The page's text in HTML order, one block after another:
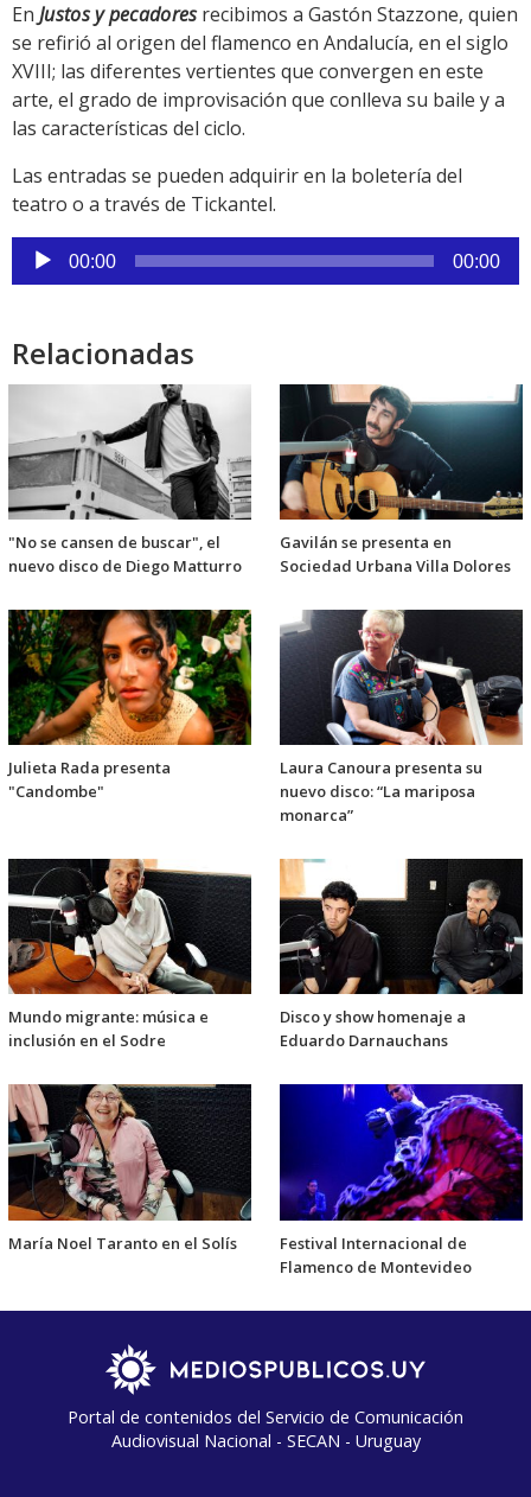
En Justos y pecadoresrecibimos a Gastón Stazzone, quien
se refirió al origen del flamenco en Andalucía, en el siglo
XVIII; las diferentes vertientes que convergen en este
arte, el grado de improvisación que conlleva su baile y a
las características del ciclo.
Las entradas se pueden adquirir en la boletería del
teatro o a través de Tickantel.
Reproductor
de
00:00 00:00
Relacionadas
"No se cansen de buscar", el
nuevo disco de Diego Matturro
Gavilán se presenta en
Sociedad Urbana Villa Dolores
Julieta Rada presenta
"Candombe"
Laura Canoura presenta su
nuevo disco: “La mariposa
monarca”
Mundo migrante: música e
inclusión en el Sodre
Disco y show homenaje a
Eduardo Darnauchans
María Noel Taranto en el Solís
Festival Internacional de
Flamenco de Montevideo
Portal de contenidos del Servicio de Comunicación
Audiovisual Nacional - SECAN - Uruguay